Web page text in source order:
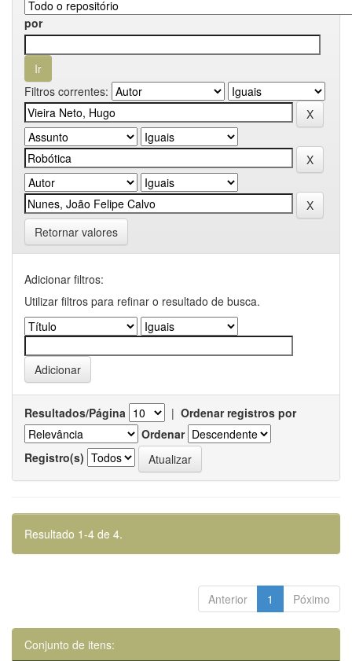
por
Filtros correntes:
Retornar valores
Adicionar filtros:
Utilizar filtros para refinar o resultado de busca.
Resultados/Página | Ordenar registros por
Ordenar
Registro(s)
Resultado 1-4 de 4.
Anterior 1 Póximo
Conjunto de itens: